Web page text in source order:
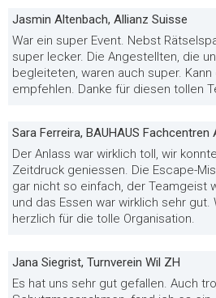
Jasmin Altenbach, Allianz Suisse
War ein super Event. Nebst
super lecker. Die Angestellten, die
begleiteten, waren auch super.
empfehlen. Danke für diesen tollen
Sara Ferreira, BAUHAUS Fachcentren
Der Anlass war wirklich toll, wir
Zeitdruck geniessen. Die Escape-
gar nicht so einfach, der Teamgeist
und das Essen war wirklich sehr gut.
herzlich für die tolle Organisation.
Jana Siegrist, Turnverein Wil ZH
Es hat uns sehr gut gefallen. Auch